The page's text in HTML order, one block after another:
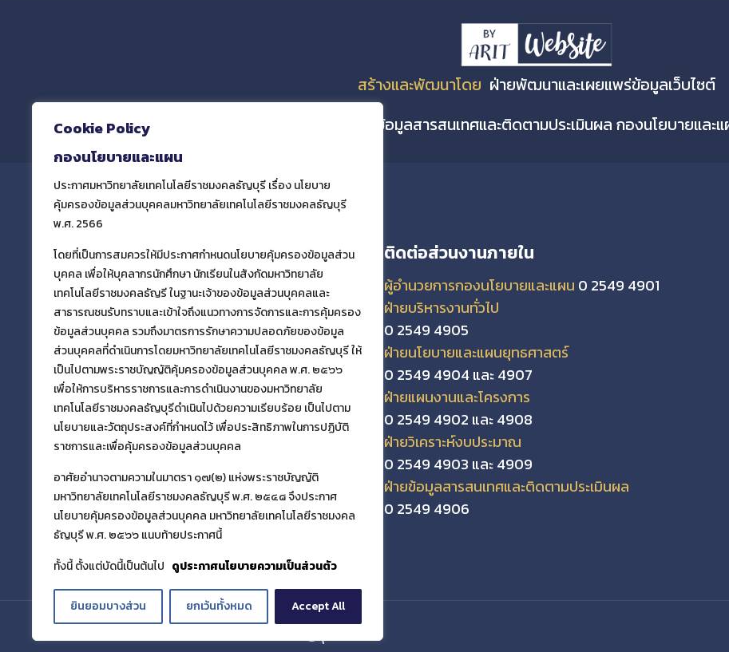
Cookie Policy
กองนโยบายและแผน
ประกาศมหาวิทยาลัยเทคโนโลยีราชมงคลธัญบุรี เรื่อง นโยบาย
คุ้มครองข้อมูลส่วนบุคคลมหาวิทยาลัยเทคโนโลยีราชมงคลธัญบุรี
พ.ศ. 2566
โดยที่เป็นการสมควรให้มีประกาศกำหนดนโยบายคุ้มครองข้อมูลส่วน
บุคคล เพื่อให้บุคลากรนักศึกษา นักเรียนในสังกัดมหาวิทยาลัย
เทคโนโลยีราชมงคลธัญรี ในฐานะเจ้าของข้อมูลส่วนบุคคลและ
สาธารณชนรับทราบและเข้าใจถึงแนวทางการจัดการและการคุ้มครอง
ข้อมูลส่วนบุคคล รวมถึงมาตรการรักษาความปลอดภัยของข้อมูล
ส่วนบุคคลที่ดำเนินการโดยมหาวิทยาลัยเทคโนโลยีราชมงคลธัญบุรี ให้
เป็นไปตามพระราชบัญญัติคุ้มครองข้อมูลส่วนบุคคล พ.ศ. ๒๕๖๖
เพื่อให้การบริหารราชการและการดำเนินงานของมหาวิทยาลัย
เทคโนโลยีราชมงคลธัญบุรีดำเนินไปด้วยความเรียบร้อย เป็นไปตาม
นโยบายและวัตถุประสงค์ที่กำหนดไว้ เพื่อประสิทธิภาพในการปฏิบัติ
ราชการและเพื่อคุ้มครองข้อมูลส่วนบุคคล
อาศัยอำนาจตามความในมาตรา ๑๗(๒) แห่งพระราชบัญญัติ
มหาวิทยาลัยเทคโนโลยีราชมงคลธัญบุรี พ.ศ. ๒๕๔๘ จึงประกาศ
นโยบายคุ้มครองข้อมูลส่วนบุคคล มหาวิทยาลัยเทคโนโลยีราชมงคล
ธัญบุรี พ.ศ. ๒๕๖๖ แนบท้ายประกาศนี้
ทั้งนี้ ตั้งแต่บัดนี้เป็นต้นไป ดูประกาศนโยบายความเป็นส่วนตัว
ยินยอมบางส่วน ยกเว้นทั้งหมด Accept All
สร้างและพัฒนาโดย ฝ่ายพัฒนาและเผยแพร่ข้อมูลเว็บไซต์
และฝ่ายข้อมูลสารสนเทศและติดตามประเมินผล กองนโยบายและ
กองนโยบายและแผน มทร.ธัญบุรี
กองนโยบายและแผนมหาวิทยาลัยเทคโนโลยีราช
มงคลธัญบุรี
39 หมู่ที่ 1 ตำบลคลองหก อำเภอคลองหลวง
จังหวัดปทุมธานี 12110
เผยแพร่ข้อมูลโดย
ฝ่ายข้อมูลสารสนเทศและติดตามประเมินผล
กองนโยบายและแผน
ติดต่อส่วนงานภายใน
ผู้อำนวยการกองนโยบายและแผน 0 2549 4901
ฝ่ายบริหารงานทั่วไป
0 2549 4905
ฝ่ายนโยบายและแผนยุทธศาสตร์
0 2549 4904 และ 4907
ฝ่ายแผนงานและโครงการ
0 2549 4902 และ 4908
ฝ่ายวิเคราะห์งบประมาณ
0 2549 4903 และ 4909
ฝ่ายข้อมูลสารสนเทศและติดตามประเมินผล
0 2549 4906
© 2021 มหาวิทยาลัยเทคโนโลยีราชมงคลธัญบุรี